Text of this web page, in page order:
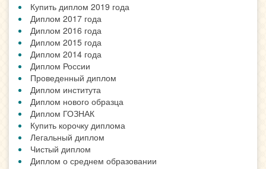
Купить диплом 2019 года
Диплом 2017 года
Диплом 2016 года
Диплом 2015 года
Диплом 2014 года
Диплом России
Проведенный диплом
Диплом института
Диплом нового образца
Диплом ГОЗНАК
Купить корочку диплома
Легальный диплом
Чистый диплом
Диплом о среднем образовании